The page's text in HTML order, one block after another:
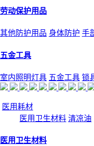
劳动保护用品
其他防护用品 身体防护 手
五金工具
室内照明灯具 五金工具 锁
医用耗材
医用卫生材料 清凉油
医用卫生材料